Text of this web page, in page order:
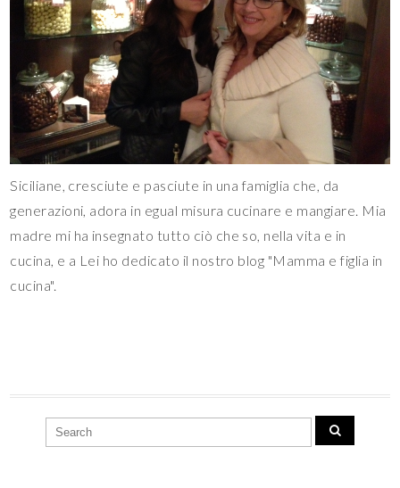
Siciliane, cresciute e pasciute in una famiglia che, da
generazioni, adora in egual misura cucinare e mangiare. Mia
madre mi ha insegnato tutto ciò che so, nella vita e in
cucina, e a Lei ho dedicato il nostro blog "Mamma e figlia in
cucina".